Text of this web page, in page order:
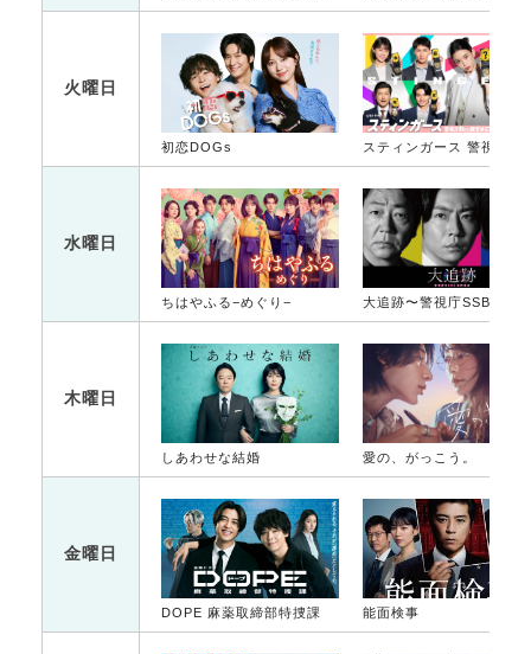
火曜日
初恋DOGs
水曜日
ちはやふる−めぐり−
木曜日
しあわせな結婚 愛の、がっこう。
金曜日
DOPE 麻薬取締部特捜課 能面検事